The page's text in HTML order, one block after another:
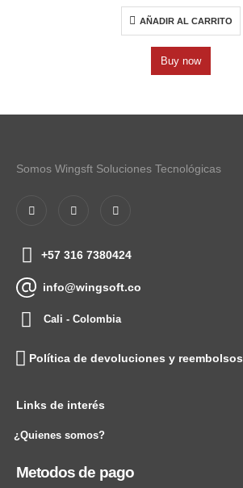
AÑADIR AL CARRITO
Buy now
Somos Wingsft Soluciones Tecnológicas
+57 316 7380424
info@wingsoft.co
Cali - Colombia
Política de devoluciones y reembolsos
Links de interés
¿Quienes somos?
Metodos de pago